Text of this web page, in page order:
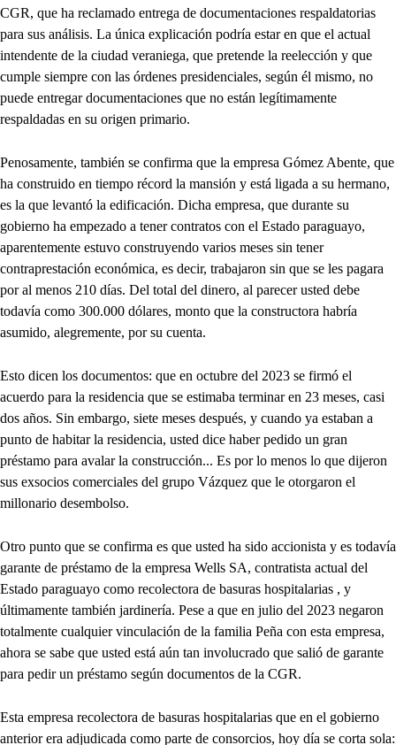
CGR, que ha reclamado entrega de documentaciones respaldatorias
para sus análisis. La única explicación podría estar en que el actual
intendente de la ciudad veraniega, que pretende la reelección y que
cumple siempre con las órdenes presidenciales, según él mismo, no
puede entregar documentaciones que no están legítimamente
respaldadas en su origen primario.
Penosamente, también se confirma que la empresa Gómez Abente, que
ha construido en tiempo récord la mansión y está ligada a su hermano,
es la que levantó la edificación. Dicha empresa, que durante su
gobierno ha empezado a tener contratos con el Estado paraguayo,
aparentemente estuvo construyendo varios meses sin tener
contraprestación económica, es decir, trabajaron sin que se les pagara
por al menos 210 días. Del total del dinero, al parecer usted debe
todavía como 300.000 dólares, monto que la constructora habría
asumido, alegremente, por su cuenta.
Esto dicen los documentos: que en octubre del 2023 se firmó el
acuerdo para la residencia que se estimaba terminar en 23 meses, casi
dos años. Sin embargo, siete meses después, y cuando ya estaban a
punto de habitar la residencia, usted dice haber pedido un gran
préstamo para avalar la construcción... Es por lo menos lo que dijeron
sus exsocios comerciales del grupo Vázquez que le otorgaron el
millonario desembolso.
Otro punto que se confirma es que usted ha sido accionista y es todavía
garante de préstamo de la empresa Wells SA, contratista actual del
Estado paraguayo como recolectora de basuras hospitalarias , y
últimamente también jardinería. Pese a que en julio del 2023 negaron
totalmente cualquier vinculación de la familia Peña con esta empresa,
ahora se sabe que usted está aún tan involucrado que salió de garante
para pedir un préstamo según documentos de la CGR.
Esta empresa recolectora de basuras hospitalarias que en el gobierno
anterior era adjudicada como parte de consorcios, hoy día se corta sola: